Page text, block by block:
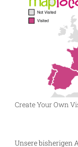
Create Your Own
Unsere bisherigen